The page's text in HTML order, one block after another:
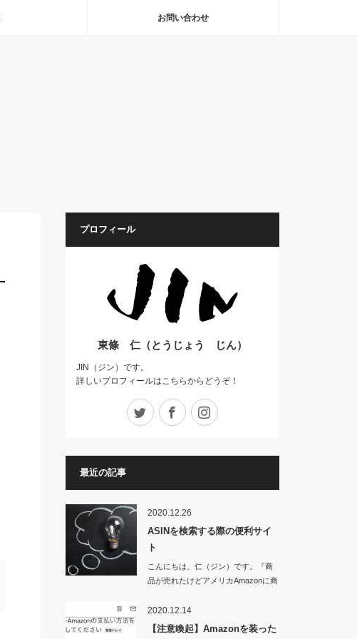
お問い合わせ
プロフィール
東條 仁（とうじょう じん）
JIN（ジン）です。
詳しいプロフィールはこちらからどうぞ！
Twitter Facebook
最近の記事
2020.12.26
ASINを検索する際の便利サイ
ト
こんにちは、仁（ジン）です。『商
品が売れたけどアメリカAmazonに商
2020.12.14
【注意喚起】Amazonを装った